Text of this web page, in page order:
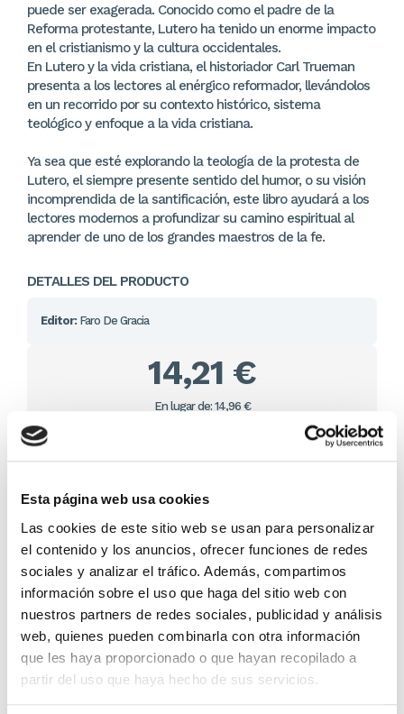
Esta página web usa cookies
Las cookies de este sitio web se usan para personalizar
el contenido y los anuncios, ofrecer funciones de redes
sociales y analizar el tráfico. Además, compartimos
información sobre el uso que haga del sitio web con
nuestros partners de redes sociales, publicidad y análisis
web, quienes pueden combinarla con otra información
que les haya proporcionado o que hayan recopilado a
partir del uso que haya hecho de sus servicios.
puede ser exagerada. Conocido como el padre de la
Reforma protestante, Lutero ha tenido un enorme impacto
en el cristianismo y la cultura occidentales.
En Lutero y la vida cristiana, el historiador Carl Trueman
presenta a los lectores al enérgico reformador, llevándolos
en un recorrido por su contexto histórico, sistema
teológico y enfoque a la vida cristiana.
Ya sea que esté explorando la teología de la protesta de
Lutero, el siempre presente sentido del humor, o su visión
incomprendida de la santificación, este libro ayudará a los
lectores modernos a profundizar su camino espiritual al
aprender de uno de los grandes maestros de la fe.
DETALLES DEL PRODUCTO
Editor: Faro De Gracia
14,21 €
En lugar de: 14,96 €
*Ver condiciones de envío
Cantidad
Comprar ahora
Importante:Envío gratis a Penínsulaen pedidos de + 30€
(SIN IVA).